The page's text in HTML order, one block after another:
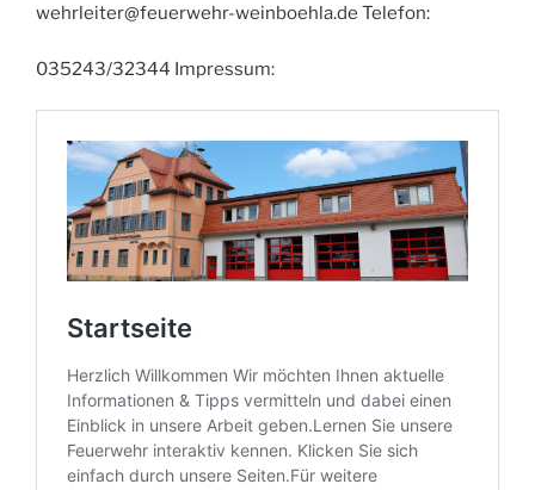
wehrleiter@feuerwehr-weinboehla.de Telefon:
035243/32344 Impressum: